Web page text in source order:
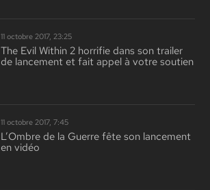
11 octobre 2017, 23:25
The Evil Within 2 horrifie dans son trailer
de lancement et fait appel à votre soutien
11 octobre 2017, 7:45
L’Ombre de la Guerre fête son lancement
en vidéo